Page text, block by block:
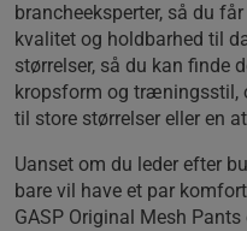
brancheeksperter, så du
kvalitet og holdbarhed til
størrelser, så du kan finde
kropsform og træningsstil,
til store størrelser eller en
Uanset om du leder efter
bare vil have et par
GASP Original Mesh